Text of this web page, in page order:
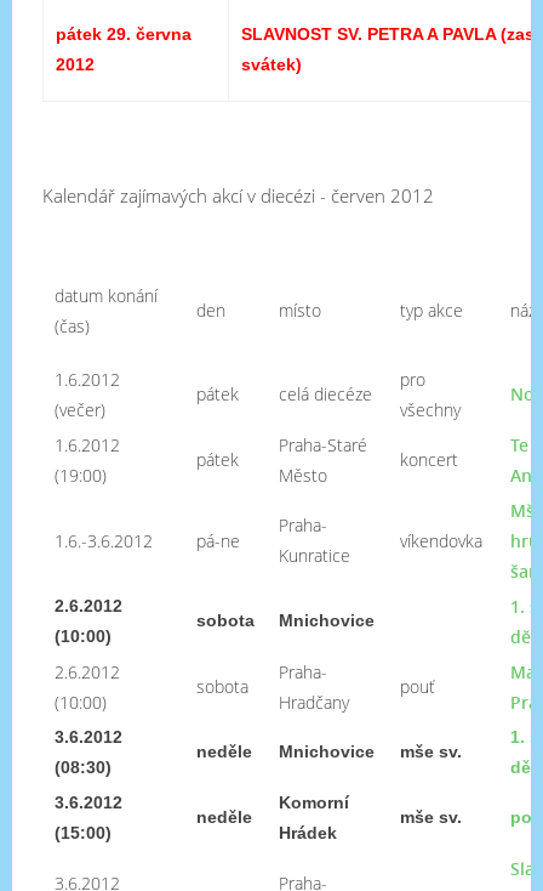
pátek 29. června
2012
SLAVNOST SV. PETRA A PAVLA
svátek)
Kalendář zajímavých akcí v diecézi - červen 2012
datum konání
(čas)
den místo typ akce
1.6.2012
(večer)
pátek celá diecéze
pro
všechny
1.6.2012
(19:00)
pátek
Praha-Staré
Město
koncert
Te
1.6.-3.6.2012 pá-ne
Praha-
Kunratice
víkendovka
2.6.2012
(10:00)
sobota Mnichovice
1.
2.6.2012
(10:00)
sobota
Praha-
Hradčany
pouť
3.6.2012
(08:30)
neděle Mnichovice mše sv.
1.
3.6.2012
(15:00)
neděle
Komorní
Hrádek
mše sv.
3.6.2012
Praha-